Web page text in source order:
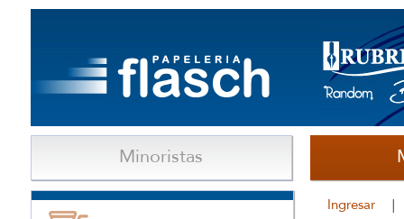
Minoristas
Ingresar